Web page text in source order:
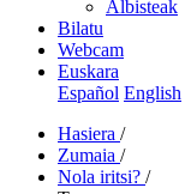
Albisteak
Bilatu
Webcam
Euskara
Español English
Hasiera /
Zumaia /
Nola iritsi? /